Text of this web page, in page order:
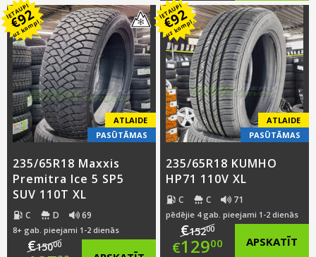
was:
€147.00.
price
is:
€124.00.
price
was:
€148.00.
Current
price
is:
€125.00.
IETAUPI
€92
uz kompl.
ATLAIDE
PASŪTĀMAS
235/65R18 Maxxis
Premitra Ice 5 SP5
SUV 110T XL
C D 69
8+ gab. pieejami 1-2 dienās
€15000
IETAUPI
€92
uz kompl.
ATLAIDE
PASŪTĀMAS
235/65R18 KUMHO
HP71 110V XL
C C 71
pēdējie 4 gab. pieejami 1-2 dienās
€15200
Original
€12900 APSKATĪT